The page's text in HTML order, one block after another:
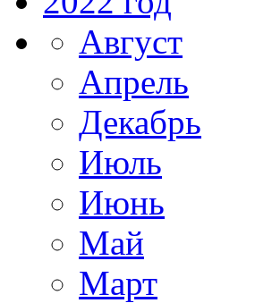
Август
Апрель
Декабрь
Июль
Июнь
Май
Март